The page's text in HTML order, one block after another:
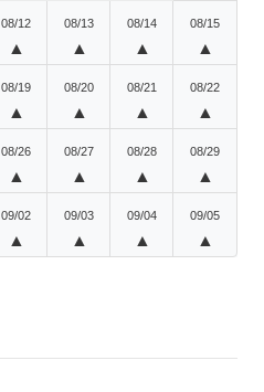
08/12
▲
08/13
▲
08/14
▲
08/15
▲
08/19
▲
08/20
▲
08/21
▲
08/22
▲
08/26
▲
08/27
▲
08/28
▲
08/29
▲
09/02
▲
09/03
▲
09/04
▲
09/05
▲